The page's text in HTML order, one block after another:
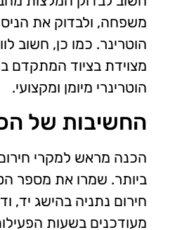
משפחה, ולבדוק את
הוטרינר. כמו כן, חשוב
מצוידת בציוד המתקדם
הוטרינרי מיומן ומקצועי.
החשיבות של
הכנה מראש למקרי
ביותר. שמרו את מספר
חירום נתניה בהישג יד,
מעודכנים בשעות